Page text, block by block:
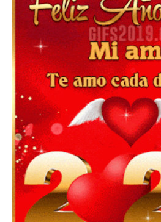
▷ Imágenes 2026 PNG sin
3D 【DESCARGAR GRATIS】 ⬇️